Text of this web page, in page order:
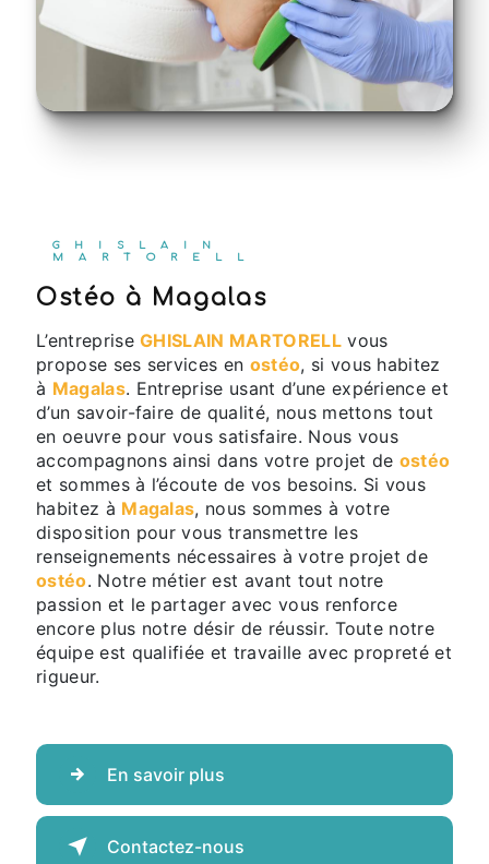
GHISLAIN
MARTORELL
ostéo à Magalas
L’entrepriseGHISLAIN MARTORELLvous
propose ses services en ostéo, si vous habitez
à Magalas. Entreprise usant d’une expérience et
d’un savoir-faire de qualité, nous mettons tout
en oeuvre pour vous satisfaire. Nous vous
accompagnons ainsi dans votre projet de ostéo
et sommes à l’écoute de vos besoins. Si vous
habitez à Magalas, nous sommes à votre
disposition pour vous transmettre les
renseignements nécessaires à votre projet de
ostéo. Notre métier est avant tout notre
passion et le partager avec vous renforce
encore plus notre désir de réussir. Toute notre
équipe est qualifiée et travaille avec propreté et
rigueur.
En savoir plus
Contactez-nous